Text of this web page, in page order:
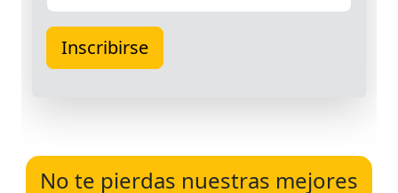
No te pierdas nuestras mejores